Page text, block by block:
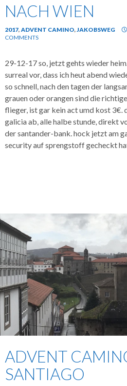
NACH WIEN
2017, ADVENT CAMINO, JAKOBSWEG
COMMENTS
29-12-17 so, jetzt gehts wieder
surreal vor, dass ich heut abend
so schnell, nach den tagen der
grauen oder orangen sind die
flieger, ist gar kein act umd kost 3€.
galicia ab, alle halbe stunde, direkt
der santander-bank. hock jetzt am
security auf sprengstoff gecheckt
ADVENT
SANTIAGO